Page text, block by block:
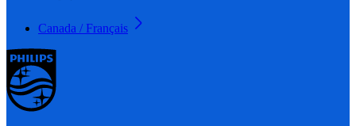
Canada / Français